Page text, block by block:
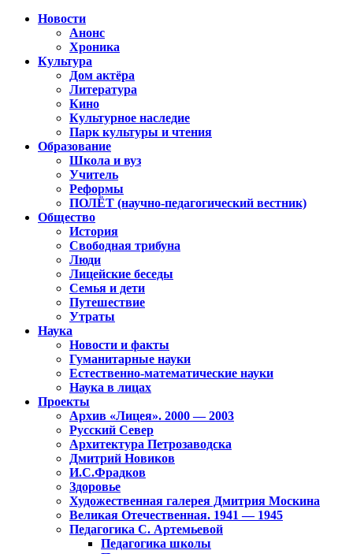
Новости
Анонс
Хроника
Культура
Дом актёра
Литература
Кино
Культурное наследие
Парк культуры и чтения
Образование
Школа и вуз
Учитель
Реформы
ПОЛЁТ (научно-педагогический вестник)
Общество
История
Свободная трибуна
Люди
Лицейские беседы
Семья и дети
Путешествие
Утраты
Наука
Новости и факты
Гуманитарные науки
Естественно-математические науки
Наука в лицах
Проекты
Архив «Лицея». 2000 — 2003
Русский Север
Архитектура Петрозаводска
Дмитрий Новиков
И.С.Фрадков
Здоровье
Художественная галерея Дмитрия Москина
Великая Отечественная. 1941 — 1945
Педагогика С. Артемьевой
Педагогика школы